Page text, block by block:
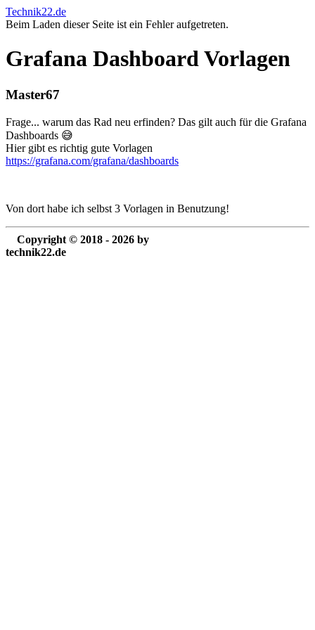
Technik22.de
Beim Laden dieser Seite ist ein Fehler aufgetreten.
Grafana Dashboard Vorlagen
Master67
Frage... warum das Rad neu erfinden? Das gilt auch für die Grafana
Dashboards 😅
Hier gibt es richtig gute Vorlagen
https://grafana.com/grafana/dashboards
Von dort habe ich selbst 3 Vorlagen in Benutzung!
Copyright © 2018 - 2026 by
technik22.de